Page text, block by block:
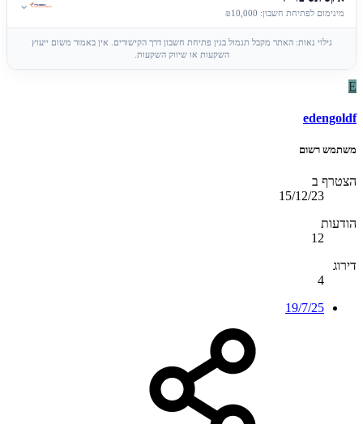
מינימום לפתיחת חשבון: ₪10,000
⌄
גילוי נאות: האתר מקבל תגמול בגין פתיחת חשבון דרך הקישורים. אין באמור משום ייעוץ
השקעות או שיווק השקעות.
E
edengoldf
משתמש רשום
הצטרף ב
15/12/23
הודעות
12
דירוג
4
19/7/25